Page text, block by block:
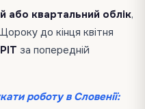
або квартальний облік,
до кінця квітня
за попередній
роботу в Словенії: